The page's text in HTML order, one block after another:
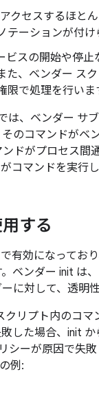
クセスするほと
テーションが付け
ビスの開始や停
た、ベンダー ス
限で処理を行いま
は、ベンダー サ
のコマンドがベ
ドがプロセス間
コマンドを実行
する
有効になってお
ベンダー init は
に対して、透明
クリプト内のコ
した場合、init
シーが原因で失
例: